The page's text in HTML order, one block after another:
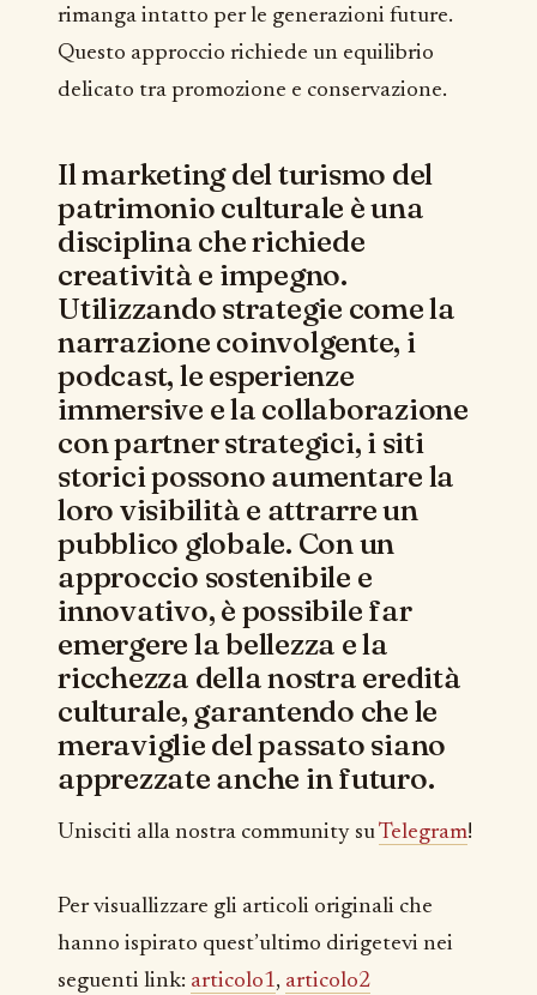
rimanga intatto per le generazioni future.
Questo approccio richiede un equilibrio
delicato tra promozione e conservazione.
Il marketing del turismo del
patrimonio culturale è una
disciplina che richiede
creatività e impegno.
Utilizzando strategie come la
narrazione coinvolgente, i
podcast, le esperienze
immersive e la collaborazione
con partner strategici, i siti
storici possono aumentare la
loro visibilità e attrarre un
pubblico globale. Con un
approccio sostenibile e
innovativo, è possibile far
emergere la bellezza e la
ricchezza della nostra eredità
culturale, garantendo che le
meraviglie del passato siano
apprezzate anche in futuro.
Unisciti alla nostra community suTelegram!
Per visuallizzare gli articoli originali che
hanno ispirato quest’ultimo dirigetevi nei
seguenti link: articolo1, articolo2